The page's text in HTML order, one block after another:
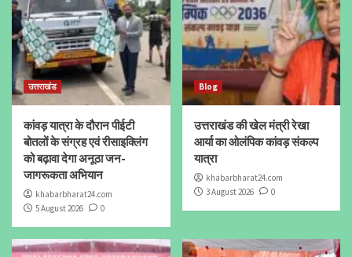
उत्तराखंड
कांवड़ यात्रा के दौरान पीईटी
बोतलों के संग्रह एवं रीसाइक्लिंग
को बढ़ावा देगा अनूठा जन-
जागरूकता अभियान
khabarbharat24.com
5 August 2026
0
Blog
उत्तराखंड की खेल मंत्री रेखा
आर्या का ओलंपिक कांवड़ संकल्प
यात्रा
khabarbharat24.com
3 August 2026
0